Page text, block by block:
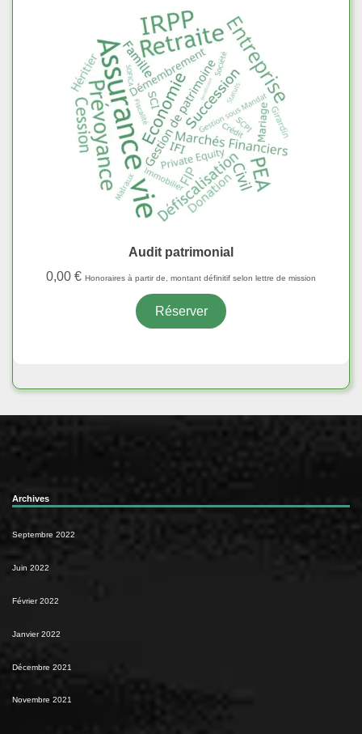
Audit patrimonial
0,00 € Honoraires à partir de, montant définitif selon lettre de mission
Réserver
Archives
Septembre 2022
Juin 2022
Février 2022
Janvier 2022
Décembre 2021
Novembre 2021